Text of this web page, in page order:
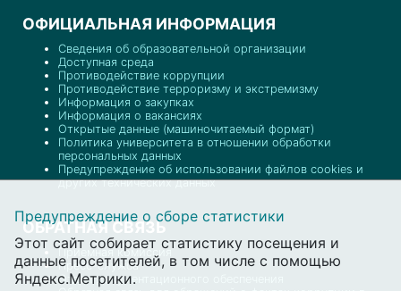
ОФИЦИАЛЬНАЯ ИНФОРМАЦИЯ
Сведения об образовательной организации
Доступная среда
Противодействие коррупции
Противодействие терроризму и экстремизму
Информация о закупках
Информация о вакансиях
Открытые данные (машиночитаемый формат)
Политика университета в отношении обработки
персональных данных
Предупреждение об использовании файлов cookies и
других технических данных
ОБРАТНАЯ СВЯЗЬ
Приемная комиссия
Пресс-служба
Отдел документационного обеспечения
Предупреждение о сборе статистики
Этот сайт собирает статистику посещения и
данные посетителей, в том числе с помощью
Яндекс.Метрики.